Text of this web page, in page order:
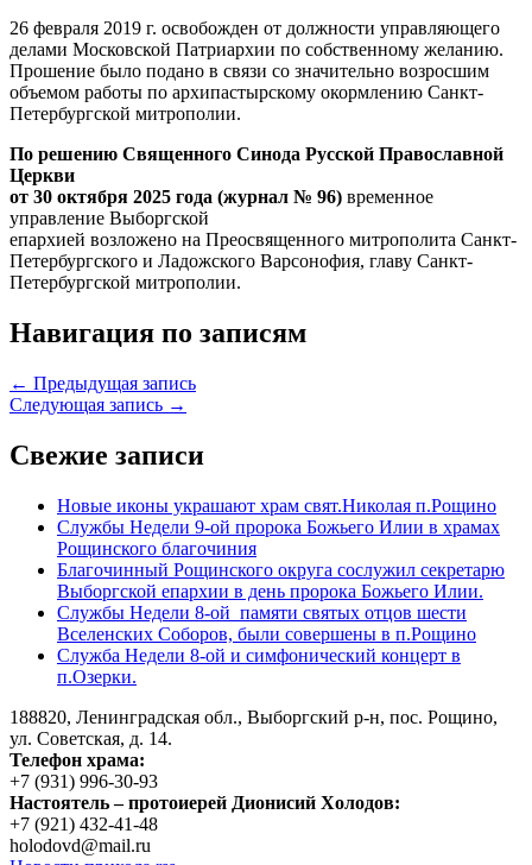
26 февраля 2019 г. освобожден от должности управляющего
делами Московской Патриархии по собственному желанию.
Прошение было подано в связи со значительно возросшим
объемом работы по архипастырскому окормлению Санкт-
Петербургской митрополии.
По решению Священного Синода Русской Православной
Церкви
от 30 октября 2025 года (журнал № 96) временное
управление Выборгской
епархией возложено на Преосвященного митрополита Санкт-
Петербургского и Ладожского Варсонофия, главу Санкт-
Петербургской митрополии.
Навигация по записям
← Предыдущая запись
Следующая запись →
Свежие записи
Новые иконы украшают храм свят.Николая п.Рощино
Службы Недели 9-ой пророка Божьего Илии в храмах
Рощинского благочиния
Благочинный Рощинского округа сослужил секретарю
Выборгской епархии в день пророка Божьего Илии.
Службы Недели 8-ой памяти святых отцов шести
Вселенских Соборов, были совершены в п.Рощино
Служба Недели 8-ой и симфонический концерт в
п.Озерки.
188820, Ленинградская обл., Выборгский р-н, пос. Рощино,
ул. Советская, д. 14.
Телефон храма:
+7 (931) 996-30-93
Настоятель – протоиерей Дионисий Холодов:
+7 (921) 432-41-48
holodovd@mail.ru